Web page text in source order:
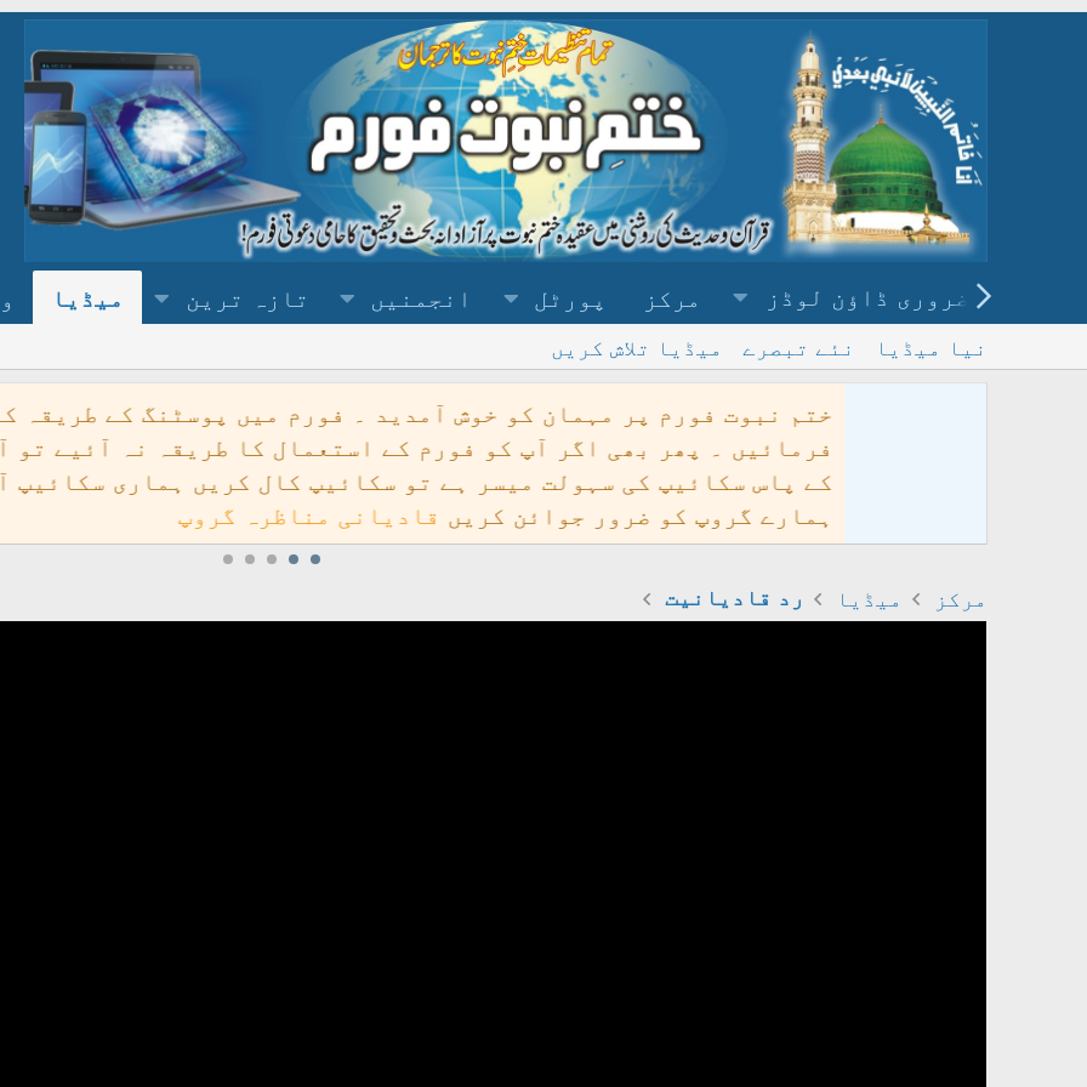
ضروری ڈاؤن لوڈز مرکز پورٹل انجمنیں تازہ ترین میڈیا
نیا میڈیا نئے تبصرے میڈیا تلاش کریں
ختم نبوت فورم پر مہمان کو خوش آمدید ۔ فورم میں پوسٹنگ کے طریقہ کے لیے
فرمائیں ۔ پھر بھی اگر آپ کو فورم کے استعمال کا طریقہ نہ آئیے تو آپ فورم
ہمارے گروپ کو ضرور جوائن کریںقادیانی مناظرہ گروپ
مرکز میڈیا رد قادیانیت